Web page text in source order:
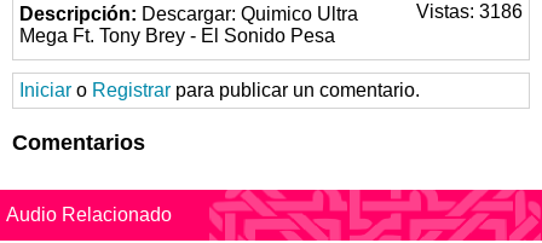
Descripción: Descargar: Quimico Ultra
Mega Ft. Tony Brey - El Sonido Pesa
Vistas: 3186
Iniciar o Registrar para publicar un comentario.
Comentarios
Audio Relacionado